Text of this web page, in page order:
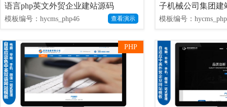
语言php英文外贸企业建站源码
模板编号：hycms_php46 查看演示
子机械公司集团建
模板编号：
PHP